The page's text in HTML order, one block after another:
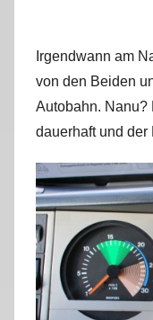
Irgendwann am
von den Beiden
Autobahn. Nanu?
dauerhaft und